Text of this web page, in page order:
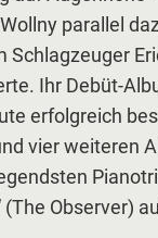
parallel
Schlagzeuger
Ihr Debüt-
erfolgreich
vier weiteren
Observer)